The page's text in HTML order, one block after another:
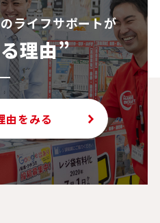
ライフサポートが
理由”
由をみる